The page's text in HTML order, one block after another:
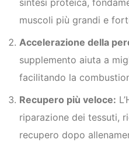
muscoli più grandi e
Accelerazione della
supplemento aiuta a
facilitando la
Recupero più veloce:
riparazione dei tessuti,
recupero dopo